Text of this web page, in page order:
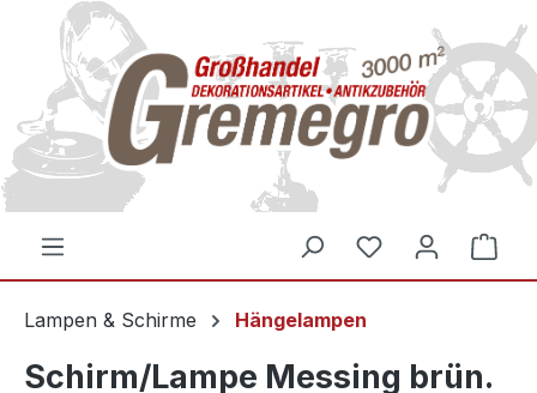
springen
Lampen & Schirme Hängelampen
Schirm/Lampe Messing brün.